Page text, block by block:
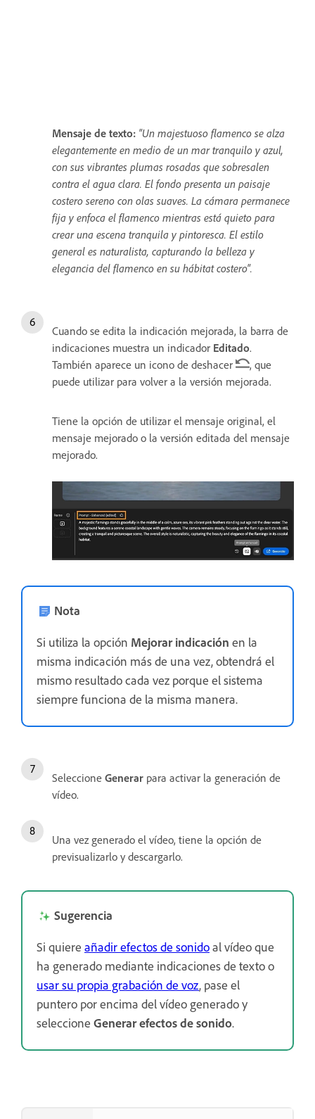
Mensaje de texto: "Un majestuoso flamenco se alza
elegantemente en medio de un mar tranquilo y azul,
con sus vibrantes plumas rosadas que sobresalen
contra el agua clara. El fondo presenta un paisaje
costero sereno con olas suaves. La cámara permanece
fija y enfoca el flamenco mientras está quieto para
crear una escena tranquila y pintoresca. El estilo
general es naturalista, capturando la belleza y
elegancia del flamenco en su hábitat costero".
Cuando se edita la indicación mejorada, la barra de
indicaciones muestra un indicador Editado.
También aparece un icono de deshacer
, que
puede utilizar para volver a la versión mejorada.
Tiene la opción de utilizar el mensaje original, el
mensaje mejorado o la versión editada del mensaje
mejorado.
Nota
Si utiliza la opción Mejorar indicación en la
misma indicación más de una vez, obtendrá el
mismo resultado cada vez porque el sistema
siempre funciona de la misma manera.
Seleccione Generar para activar la generación de
vídeo.
Una vez generado el vídeo, tiene la opción de
previsualizarlo y descargarlo.
Sugerencia
Si quiere añadir efectos de sonidoal vídeo que
ha generado mediante indicaciones de texto o
usar su propia grabación de voz, pase el
puntero por encima del vídeo generado y
seleccione Generar efectos de sonido.